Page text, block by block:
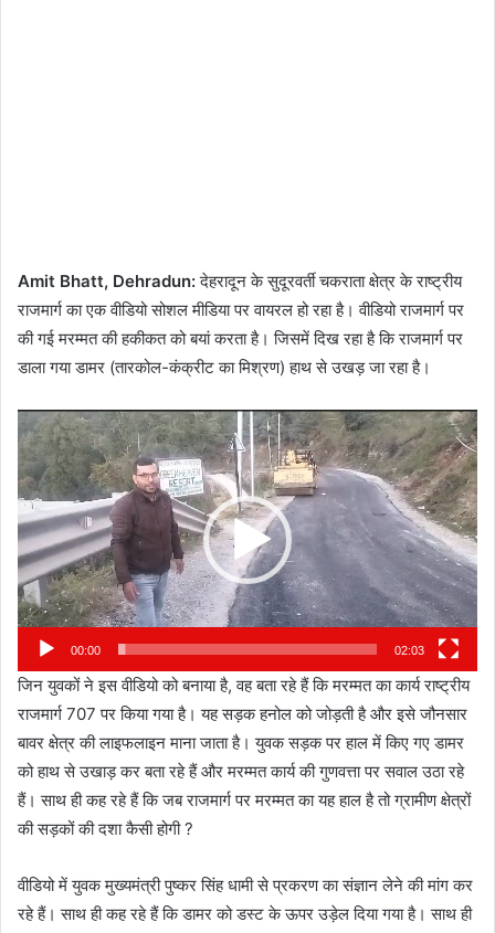
Amit Bhatt, Dehradun:देहरादून के सुदूरवर्ती चकराता क्षेत्र के राष्ट्रीय
राजमार्ग का एक वीडियो सोशल मीडिया पर वायरल हो रहा है। वीडियो राजमार्ग पर
की गई मरम्मत की हकीकत को बयां करता है। जिसमें दिख रहा है कि राजमार्ग पर
डाला गया डामर (तारकोल-कंक्रीट का मिश्रण) हाथ से उखड़ जा रहा है।
Video
Player
00:00 02:03
जिन युवकों ने इस वीडियो को बनाया है, वह बता रहे हैं कि मरम्मत का कार्य राष्ट्रीय
राजमार्ग 707 पर किया गया है। यह सड़क हनोल को जोड़ती है और इसे जौनसार
बावर क्षेत्र की लाइफलाइन माना जाता है। युवक सड़क पर हाल में किए गए डामर
को हाथ से उखाड़ कर बता रहे हैं और मरम्मत कार्य की गुणवत्ता पर सवाल उठा रहे
हैं। साथ ही कह रहे हैं कि जब राजमार्ग पर मरम्मत का यह हाल है तो ग्रामीण क्षेत्रों
की सड़कों की दशा कैसी होगी ?
वीडियो में युवक मुख्यमंत्री पुष्कर सिंह धामी से प्रकरण का संज्ञान लेने की मांग कर
रहे हैं। साथ ही कह रहे हैं कि डामर को डस्ट के ऊपर उड़ेल दिया गया है। साथ ही